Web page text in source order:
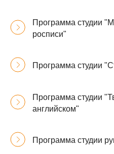
Программа студии
росписи"
Программа студии
Программа студии
английском"
Программа студии